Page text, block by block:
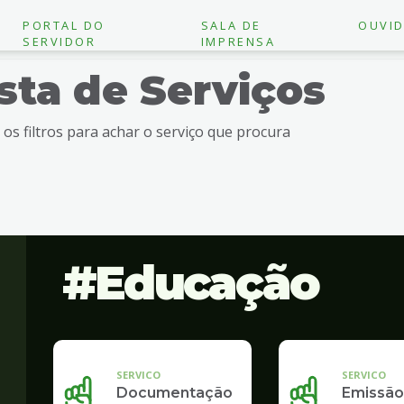
PORTAL DO
SERVIDOR
SALA DE
IMPRENSA
de Serviços
os filtros para achar o serviço que procura
Educação
SERVICO
Documentação
SERVICO